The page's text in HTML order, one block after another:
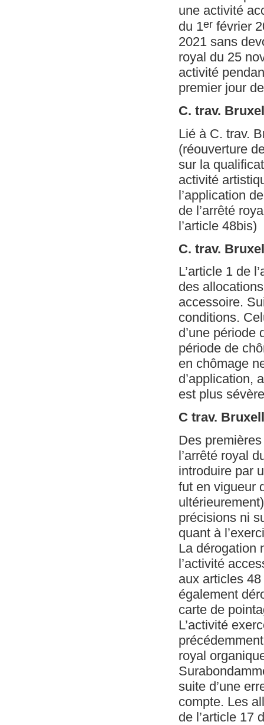
une activité
du 1erfévrier
2021 sans
royal du 25
activité
premier jour
C. trav.
Lié à C. trav.
(réouverture
sur la
activité
l’application
de l’arrêté
l’article 48bis)
C. trav.
L’article 1 de
des
accessoire.
conditions.
d’une période
période de
en chômage
d’application,
est plus
C trav.
Des
l’arrêté royal
introduire par
fut en vigueur
précisions ni
quant à
La dérogation
l’activité
aux articles 48
également
carte de
L’activité
royal
suite d’une
compte. Les
de l’article 17